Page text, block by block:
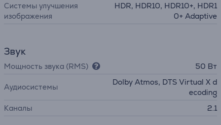
Системы улучшения
изображения
HDR, HDR10, HDR10+, HDR1
0+ Adaptive
Звук
Мощность звука (RMS) 50 Вт
Аудиосистемы
Dolby Atmos, DTS Virtual X d
ecoding
Каналы
2.1